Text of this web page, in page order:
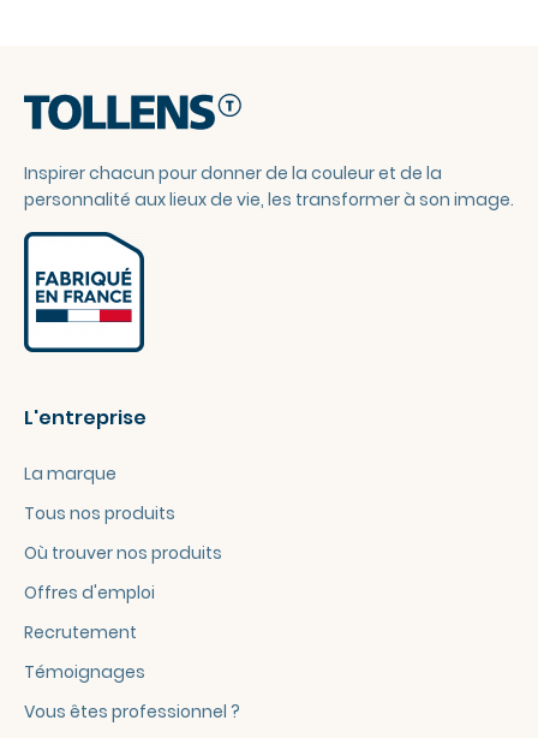
Inspirer chacun pour donner de la couleur et de la
personnalité aux lieux de vie, les transformer à son image.
L'entreprise
La marque
Tous nos produits
Où trouver nos produits
Offres d'emploi
Recrutement
Témoignages
Vous êtes professionnel ?